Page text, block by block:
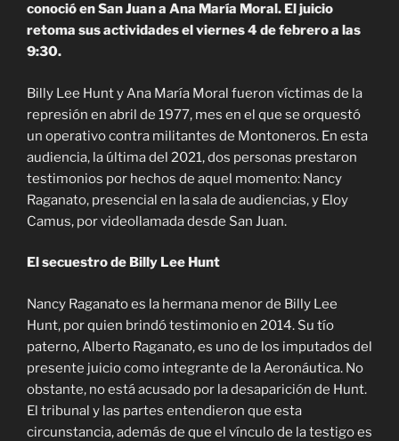
conoció en San Juan a Ana María Moral. El juicio
retoma sus actividades el viernes 4 de febrero a las
9:30.
Billy Lee Hunt y Ana María Moral fueron víctimas de la
represión en abril de 1977, mes en el que se orquestó
un operativo contra militantes de Montoneros. En esta
audiencia, la última del 2021, dos personas prestaron
testimonios por hechos de aquel momento: Nancy
Raganato, presencial en la sala de audiencias, y Eloy
Camus, por videollamada desde San Juan.
El secuestro de Billy Lee Hunt
Nancy Raganato es la hermana menor de Billy Lee
Hunt, por quien brindó testimonio en 2014. Su tío
paterno, Alberto Raganato, es uno de los imputados del
presente juicio como integrante de la Aeronáutica. No
obstante, no está acusado por la desaparición de Hunt.
El tribunal y las partes entendieron que esta
circunstancia, además de que el vínculo de la testigo es